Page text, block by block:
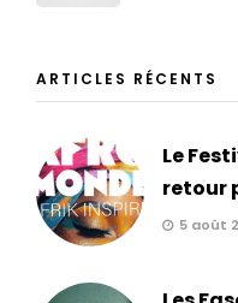
ARTICLES RÉCENTS
Le
retour
5 août